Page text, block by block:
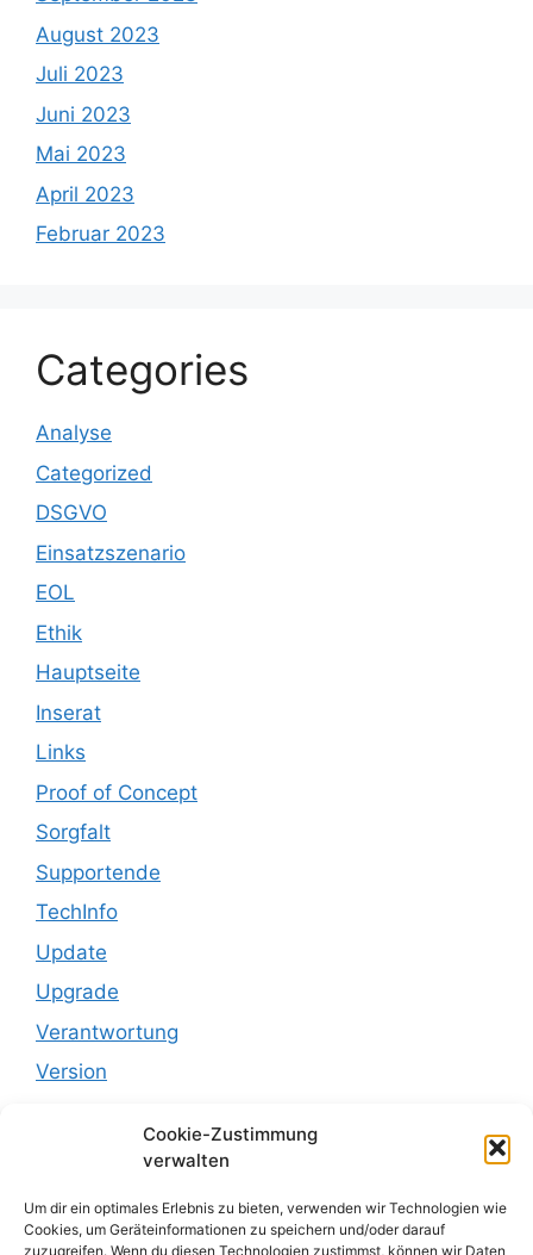
Cookie-Zustimmung
verwalten
Um dir ein optimales Erlebnis zu bieten, verwenden wir Technologien wie
Cookies, um Geräteinformationen zu speichern und/oder darauf
zuzugreifen. Wenn du diesen Technologien zustimmst, können wir Daten
August 2023
Juli 2023
Juni 2023
Mai 2023
April 2023
Februar 2023
Categories
Analyse
Categorized
DSGVO
Einsatzszenario
EOL
Ethik
Hauptseite
Inserat
Links
Proof of Concept
Sorgfalt
Supportende
TechInfo
Update
Upgrade
Verantwortung
Version
Menu